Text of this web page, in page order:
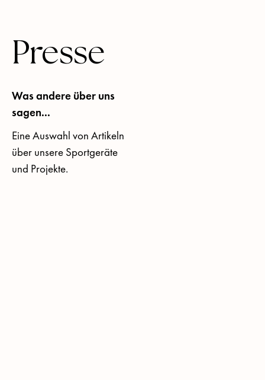
Presse
Was andere über uns
sagen...
Eine Auswahl von Artikeln
über unsere Sportgeräte
und Projekte.